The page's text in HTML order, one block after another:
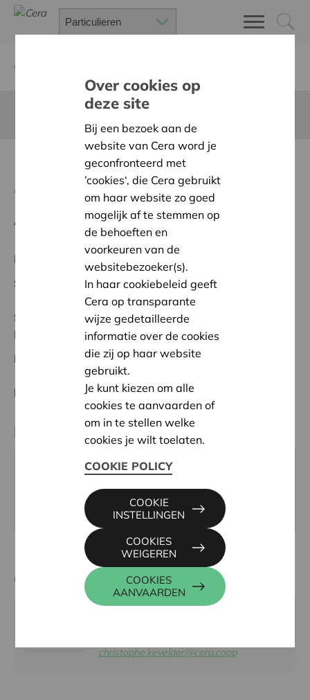
Fend'rire s'ouvre aux écoles
Terug naar overzicht
Ambitie: Warme en zorgzame buurten voor iedereen
Regionaal Project
Startdatum:
19/05/2026
Status:
In behandeling
Namur
Datum:
19/05/2026
Beslissing: Goedgekeurd
Partner
Fend'rire, Rue de la Fenderie 12, 5650 WALCOURT
info@fendrire.be
https://fendrire.be/
Contactpersoon
christophe.kevelaer@cera.coop
Over cookies op
deze site
Bij een bezoek aan de
website van Cera word je
geconfronteerd met
’cookies‘, die Cera gebruikt
om haar website zo goed
mogelijk af te stemmen op
de behoeften en
voorkeuren van de
websitebezoeker(s).
In haar cookiebeleid geeft
Cera op transparante
wijze gedetailleerde
informatie over de cookies
die zij op haar website
gebruikt.
Je kunt kiezen om alle
cookies te aanvaarden of
om in te stellen welke
cookies je wilt toelaten.
COOKIE POLICY
COOKIES
AANVAARDEN
COOKIES
WEIGEREN
COOKIE
INSTELLINGEN